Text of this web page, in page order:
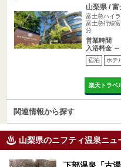
山梨県 /
富士急ハイ
富士急行線
分
営業時間
入浴料金 ～
宿泊 ホテ
楽天トラベ
関連情報から探す
山梨県のニフティ温泉ニュ
下部温泉「古